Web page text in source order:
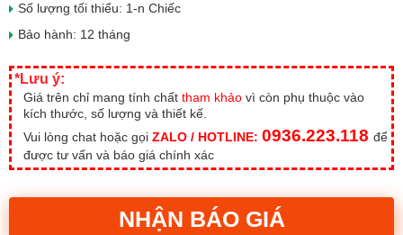
Số lượng tối thiểu: 1-n Chiếc
Bảo hành: 12 tháng
*Lưu ý:
Giá trên chỉ mang tính chất tham khảo vì còn phụ thuộc vào
kích thước, số lượng và thiết kế.
Vui lòng chat hoặc gọi ZALO / HOTLINE: 0936.223.118 để
được tư vấn và báo giá chính xác
NHẬN BÁO GIÁ